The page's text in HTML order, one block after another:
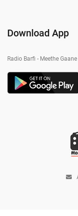
Download App
Radio Barfi - Meethe Gaane